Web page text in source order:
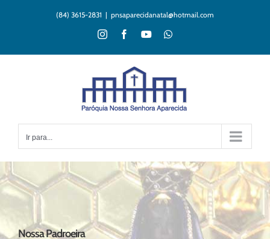
(84) 3615-2831 | pnsaparecidanatal@hotmail.com
InstagramFacebookYouTubeWhatsApp
Ir para...
Nossa Padroeira